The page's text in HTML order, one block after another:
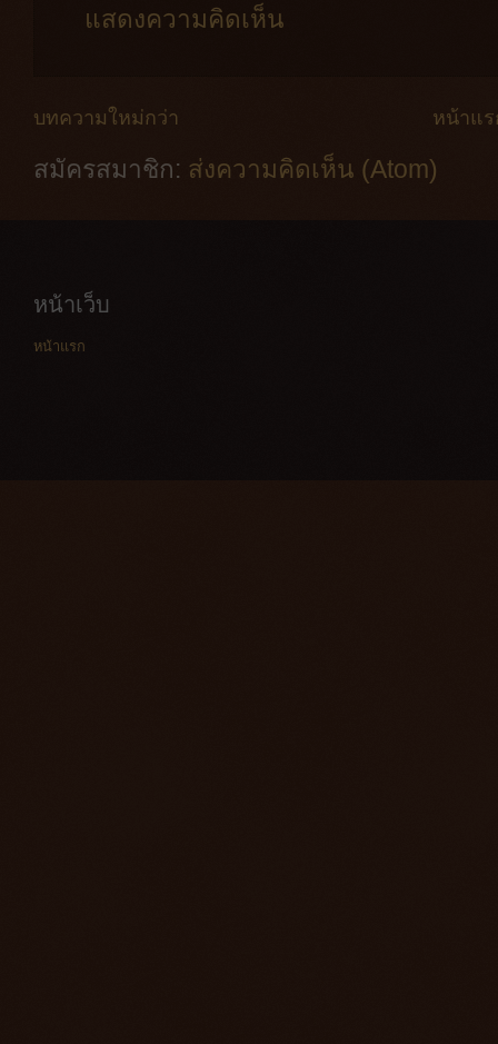
แสดงความคิดเห็น
บทความใหม่กว่า หน้าแร
สมัครสมาชิก: ส่งความคิดเห็น (Atom)
หน้าเว็บ
หน้าแรก